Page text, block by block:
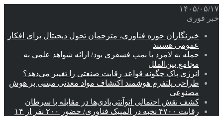
۱۴۰۵/۰۵/۱۷
خبر فوری
خبرنگاران حوزه فناوری، مترجمان تحول دیجیتال برای افکار
عمومی هستند
حمله به لامرد با بمب فسفری بود/ ارائه شواهد علمی به
مجامع بین‌الملل
انرژی پاک چگونه قواعد رقابت صنعتی را تغییر می‌دهد؟
طراحی پلتفرم هوشمند اکتشاف مواد معدنی مبتنی بر هوش
مصنوعی
کشف نقش احتمالی اتوآنتی‌بادی‌ها در مقابله با سرطان
رقابت ۴۷۰۰ نخبه در المپیک فناوری/ حضور ۲۰۰ نفر از ۱۴